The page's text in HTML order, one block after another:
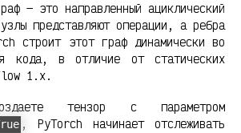
— это направленный ациклический
представляют операции, а ребра
строит этот граф динамически во
кода, в отличие от статических
1.x.
тензор с параметром
, PyTorch начинает отслеживать